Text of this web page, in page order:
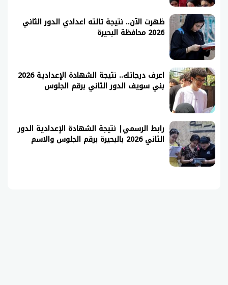
ظهرت الآن.. نتيجة تالته اعدادي الدور الثاني
2026 محافظة البحيرة
اعرف درجاتك.. نتيجة الشهادة الإعدادية 2026
بني سويف الدور الثاني برقم الجلوس
رابط الرسمي| نتيجة الشهادة الإعدادية الدور
الثاني 2026 بالبحيرة برقم الجلوس والاسم